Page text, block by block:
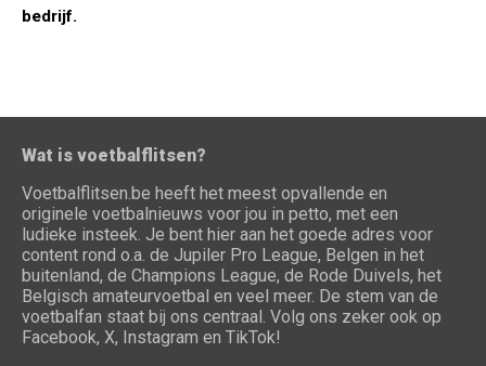
bedrijf.
Wat is voetbalflitsen?
Voetbalflitsen.be heeft het meest opvallende en
originele voetbalnieuws voor jou in petto, met een
ludieke insteek. Je bent hier aan het goede adres voor
content rond o.a. de Jupiler Pro League, Belgen in het
buitenland, de Champions League, de Rode Duivels, het
Belgisch amateurvoetbal en veel meer. De stem van de
voetbalfan staat bij ons centraal. Volg ons zeker ook op
Facebook, X, Instagram en TikTok!